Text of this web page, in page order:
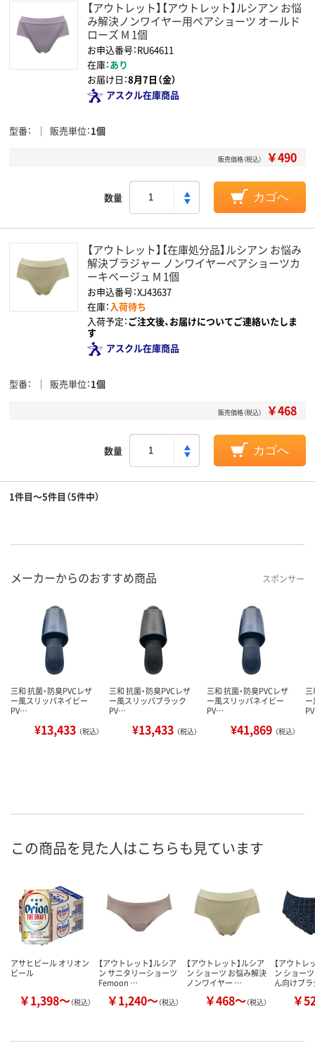
【アウトレット】【アウトレット】ルシアン お悩
み解決ノンワイヤー用ペアショーツ オールド
ローズ M 1個
お申込番号：RU64611
在庫：あり
お届け日：8月7日（金）
アスクル在庫商品
型番 販売単位 1個
販売価格（税込） ￥490
数量 カゴへ
【アウトレット】【在庫処分品】ルシアン お悩み
解決ブラジャー ノンワイヤーペアショーツカ
ーキベージュ M 1個
お申込番号：XJ43637
在庫：入荷待ち
入荷予定：ご注文後、お届けについてご連絡いたしま
す
アスクル在庫商品
型番 販売単位 1個
販売価格（税込） ￥468
数量 カゴへ
1件目～5件目（5件中）
メーカーからのおすすめ商品 スポンサー
三和 抗菌・防臭PVCレザ
ー風スリッパネイビー
PV…
¥13,433 （税込）
三和 抗菌・防臭PVCレザ
ー風スリッパブラック
PV…
¥13,433 （税込）
三和 抗菌・防臭PVCレザ
ー風スリッパネイビー
PV…
¥41,869 （税込）
三
この商品を見た人はこちらも見ています
アサヒビール オリオン
ビール
￥1,398～（税込）
【アウトレット】ルシア
ン サニタリーショーツ
Femoon …
￥1,240～（税込）
【アウトレット】ルシア
ン ショーツ お悩み解決
ノンワイヤー …
￥468～（税込）
【アウトレ
ン ショー
ん向けブ
￥